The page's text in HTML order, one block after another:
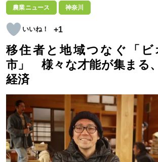
農業ニュース 神奈川
+1
移住者と地域つなぐ「ビ
市」 様々な才能が集まる
経済